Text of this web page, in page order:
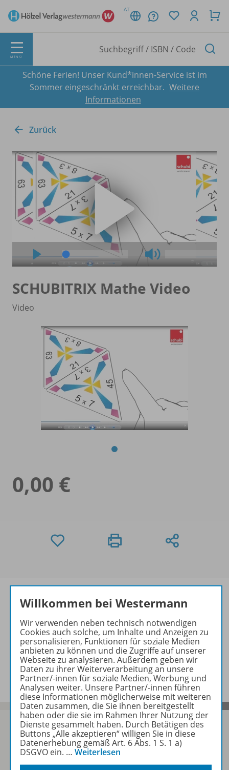
AT
MENÜ
Schöne Ferien! Unser Kund*innen-Service ist im
Sommer eingeschränkt erreichbar. Weitere
Informationen
Zurück
SCHUBITRIX Mathe Video
Video
0,00 €
Informationen
Video zu folgenden Werken
Sofort profitieren
Willkommen bei Westermann
Wir verwenden neben technisch notwendigen
Cookies auch solche, um Inhalte und Anzeigen zu
personalisieren, Funktionen für soziale Medien
anbieten zu können und die Zugriffe auf unserer
Webseite zu analysieren. Außerdem geben wir
Daten zu ihrer Weiterverarbeitung an unsere
Partner/-innen für soziale Medien, Werbung und
Analysen weiter. Unsere Partner/-innen führen
diese Informationen möglicherweise mit weiteren
Daten zusammen, die Sie ihnen bereitgestellt
haben oder die sie im Rahmen Ihrer Nutzung der
Dienste gesammelt haben. Durch Betätigen des
Buttons „Alle akzeptieren“ willigen Sie in diese
Datenerhebung gemäß Art. 6 Abs. 1 S. 1 a)
DSGVO ein. … Weiterlesen